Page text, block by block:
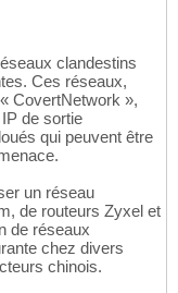
clandestins
Ces réseaux,
CovertNetwork »,
de sortie
qui peuvent être
un réseau
de routeurs Zyxel et
de réseaux
chez divers
chinois.